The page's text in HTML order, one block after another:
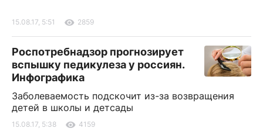
15.08.17, 5:51 2859
Роспотребнадзор прогнозирует
вспышку педикулеза у россиян.
Инфографика
Заболеваемость подскочит из-за возвращения
детей в школы и детсады
15.08.17, 5:38 4159